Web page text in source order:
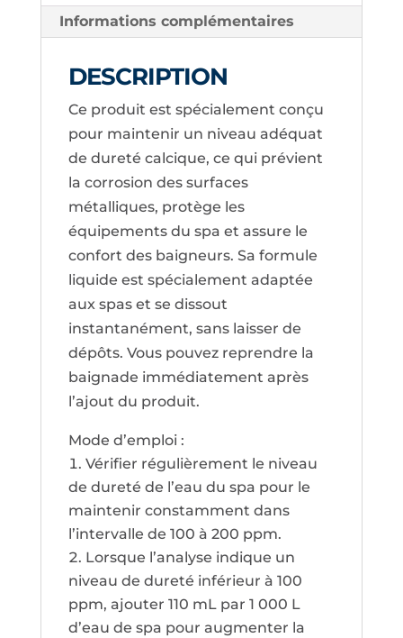
Informations complémentaires
DESCRIPTION
Ce produit est spécialement conçu
pour maintenir un niveau adéquat
de dureté calcique, ce qui prévient
la corrosion des surfaces
métalliques, protège les
équipements du spa et assure le
confort des baigneurs. Sa formule
liquide est spécialement adaptée
aux spas et se dissout
instantanément, sans laisser de
dépôts. Vous pouvez reprendre la
baignade immédiatement après
l’ajout du produit.
Mode d’emploi :
Vérifier régulièrement le niveau
de dureté de l’eau du spa pour le
maintenir constamment dans
l’intervalle de 100 à 200 ppm.
Lorsque l’analyse indique un
niveau de dureté inférieur à 100
ppm, ajouter 110 mL par 1 000 L
d’eau de spa pour augmenter la